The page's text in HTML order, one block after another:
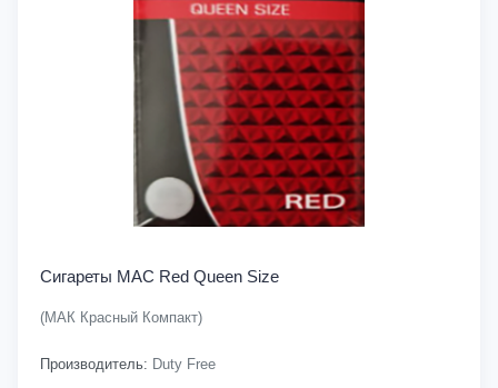
Сигареты MAC Red Queen Size
(МАК Красный Компакт)
Производитель: Duty Free